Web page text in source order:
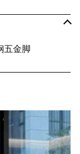
五金脚